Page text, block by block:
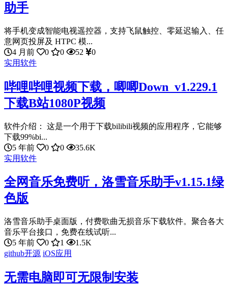
助手
将手机变成智能电视遥控器，支持飞鼠触控、零延迟输入、任
意网页投屏及 HTPC 模...
4 月前
0 0 52
0
实用软件
哔哩哔哩视频下载，唧唧Down_v1.229.1
下载B站1080P视频
软件介绍： 这是一个用于下载bilibili视频的应用程序，它能够
下载99%bi...
5 年前
0 0
35.6K
实用软件
全网音乐免费听，洛雪音乐助手v1.15.1绿
色版
洛雪音乐助手桌面版，付费歌曲无损音乐下载软件。聚合各大
音乐平台接口，免费在线试听...
5 年前
0 1
1.5K
github开源 iOS应用
无需电脑即可无限制安装